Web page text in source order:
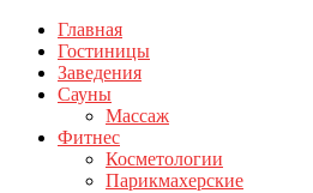
Главная
Гостиницы
Заведения
Сауны
Массаж
Фитнес
Косметологии
Парикмахерские